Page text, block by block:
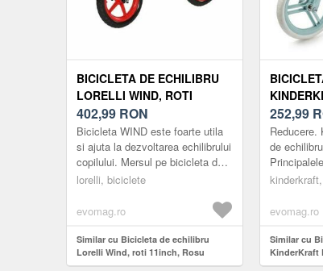
BICICLETA DE ECHILIBRU
LORELLI WIND, ROTI
11INCH, ROSU
402,99 RON
Bicicleta WIND este foarte utila
si ajuta la dezvoltarea echilibrului
copilului. Mersul pe bicicleta de
la o varsta frageda permite
lorelli, biciclete
evomag.ro
Similar cu Bicicleta de echilibru
Lorelli Wind, roti 11inch, Rosu
ROTI 12'',
252,99
Reducere.
de
Cadru usor
Scaun...
evomag.ro
Similar cu
KinderKraft
Albastru